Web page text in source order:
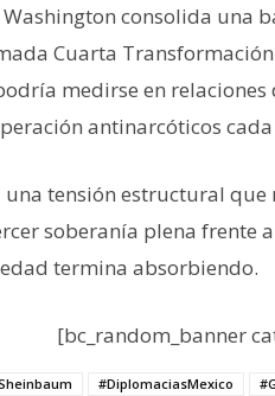
consolida una
Cuarta
medirse en
antinarcóticos cada
tensión estructural
soberanía plena frente
termina absorbiendo.
[bc_random_banner
#DiplomaciasMexico